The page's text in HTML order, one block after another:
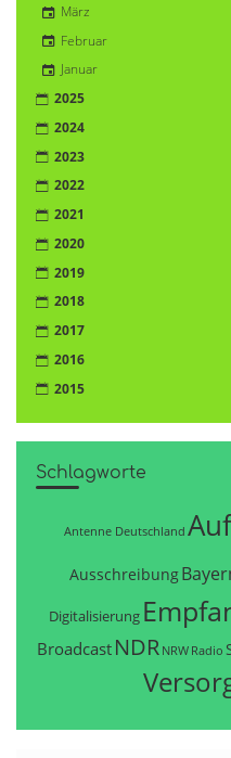
März
Februar
Januar
2025
2024
2023
2022
2021
2020
2019
2018
2017
2016
2015
Schlagworte
Antenne Deutschland
Ausschreibung
Digitalisierung
Broadcast NDR NRW Radio